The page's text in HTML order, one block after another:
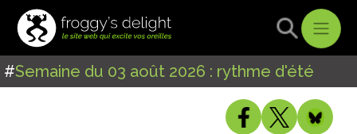
#Semaine du 03 août 2026 : rythme d'été